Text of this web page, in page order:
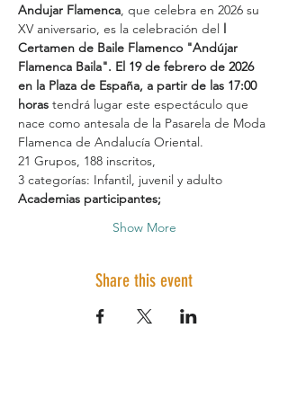
Andujar Flamenca, que celebra en 2026 su
XV aniversario, es la celebración del l
Certamen de Baile Flamenco "Andújar
Flamenca Baila". El 19 de febrero de 2026
en la Plaza de España, a partir de las 17:00
horas tendrá lugar este espectáculo que
nace como antesala de la Pasarela de Moda
Flamenca de Andalucía Oriental.
21 Grupos, 188 inscritos,
3 categorías: Infantil, juvenil y adulto
Academias participantes;
Show More
Share this event